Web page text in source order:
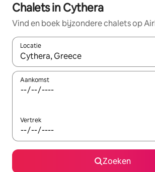
Chalets in Cythera
Vind en boek bijzondere chalets op
Locatie
Wanneer er suggesties beschikbaar
Aankomst
Vertrek
Zoeken